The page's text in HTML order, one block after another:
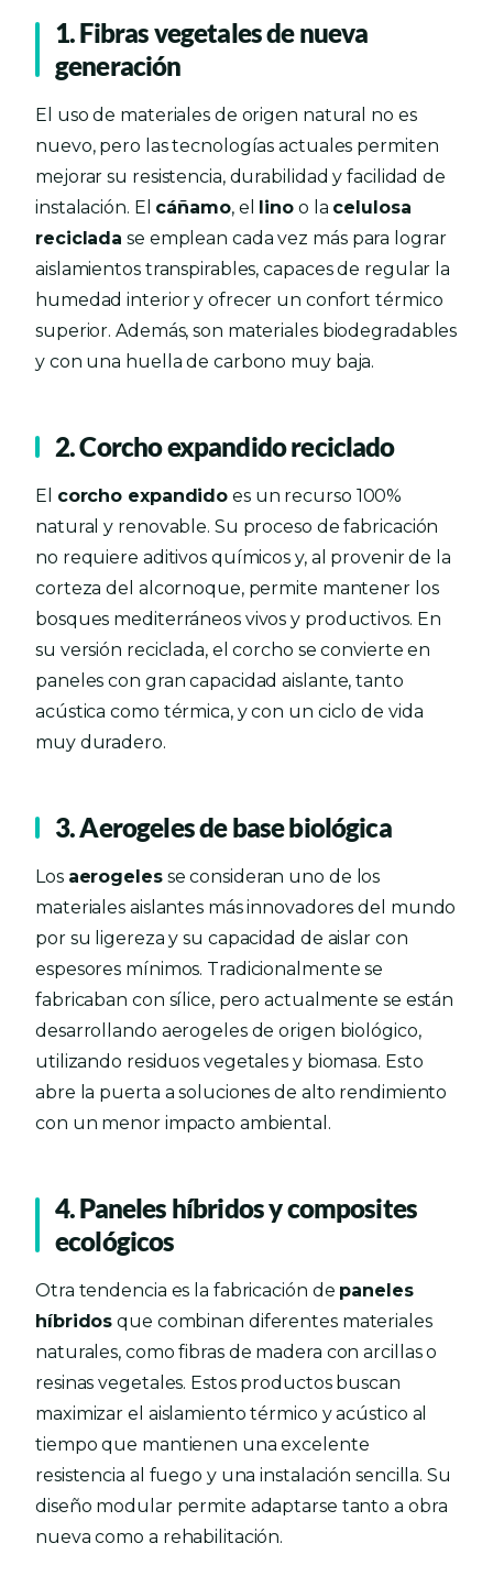
1. Fibras vegetales de nueva
generación
El uso de materiales de origen natural no es
nuevo, pero las tecnologías actuales permiten
mejorar su resistencia, durabilidad y facilidad de
instalación. El cáñamo, el linoo la celulosa
reciclada se emplean cada vez más para lograr
aislamientos transpirables, capaces de regular la
humedad interior y ofrecer un confort térmico
superior. Además, son materiales biodegradables
y con una huella de carbono muy baja.
2. Corcho expandido reciclado
El corcho expandido es un recurso 100%
natural y renovable. Su proceso de fabricación
no requiere aditivos químicos y, al provenir de la
corteza del alcornoque, permite mantener los
bosques mediterráneos vivos y productivos. En
su versión reciclada, el corcho se convierte en
paneles con gran capacidad aislante, tanto
acústica como térmica, y con un ciclo de vida
muy duradero.
3. Aerogeles de base biológica
Los aerogelesse consideran uno de los
materiales aislantes más innovadores del mundo
por su ligereza y su capacidad de aislar con
espesores mínimos. Tradicionalmente se
fabricaban con sílice, pero actualmente se están
desarrollando aerogeles de origen biológico,
utilizando residuos vegetales y biomasa. Esto
abre la puerta a soluciones de alto rendimiento
con un menor impacto ambiental.
4. Paneles híbridos y composites
ecológicos
Otra tendencia es la fabricación de paneles
híbridos que combinan diferentes materiales
naturales, como fibras de madera con arcillas o
resinas vegetales. Estos productos buscan
maximizar el aislamiento térmico y acústico al
tiempo que mantienen una excelente
resistencia al fuego y una instalación sencilla. Su
diseño modular permite adaptarse tanto a obra
nueva como a rehabilitación.